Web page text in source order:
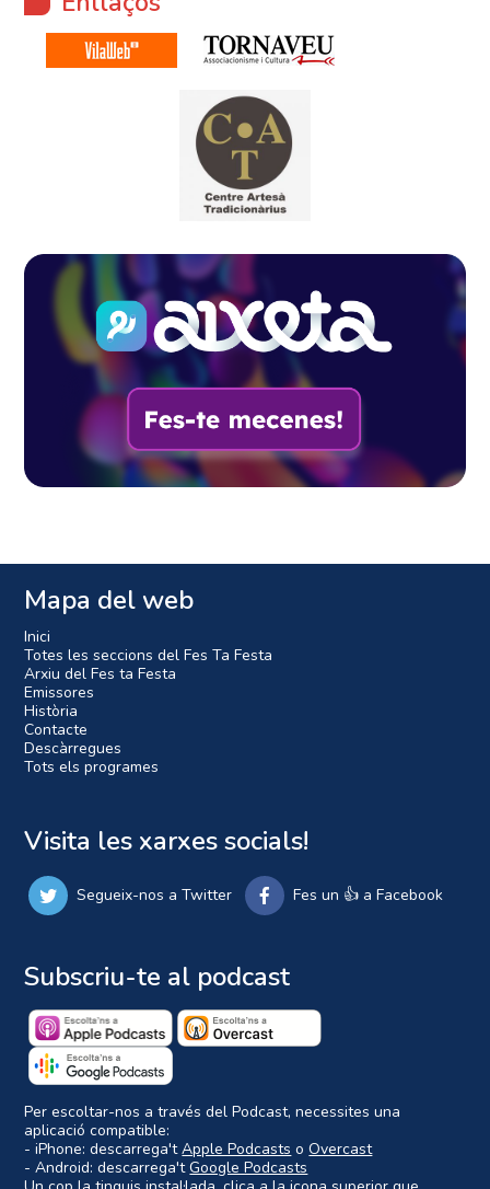
Mapa del web
Inici
Totes les seccions del Fes Ta Festa
Arxiu del Fes ta Festa
Emissores
Història
Contacte
Descàrregues
Tots els programes
Visita les xarxes socials!
Segueix-nos a Twitter Fes un 👍 a Facebook
Subscriu-te al podcast
Per escoltar-nos a través del Podcast, necessites una
aplicació compatible:
- iPhone: descarrega'tApple Podcasts oOvercast
- Android: descarrega'tGoogle Podcasts